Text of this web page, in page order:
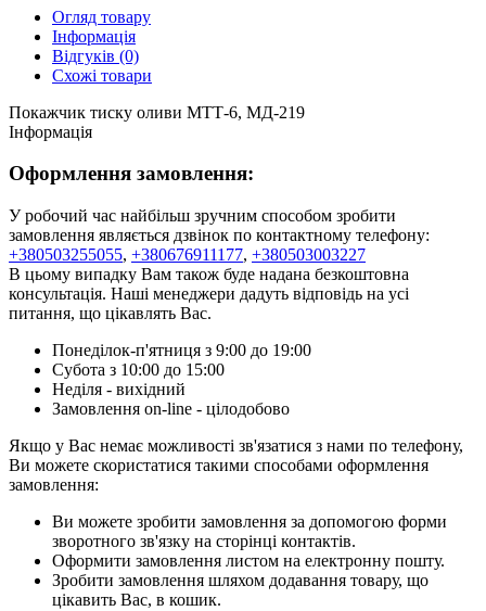
Огляд товару
Інформація
Відгуків (0)
Схожі товари
Покажчик тиску оливи МТТ-6, МД-219
Інформація
Оформлення замовлення:
У робочий час найбільш зручним способом зробити
замовлення являється дзвінок по контактному телефону:
+380503255055, +380676911177, +380503003227
В цьому випадку Вам також буде надана безкоштовна
консультація. Наші менеджери дадуть відповідь на усі
питання, що цікавлять Вас.
Понеділок-п'ятниця з 9:00 до 19:00
Субота з 10:00 до 15:00
Неділя - вихідний
Замовлення on-line - цілодобово
Якщо у Вас немає можливості зв'язатися з нами по телефону,
Ви можете скористатися такими способами оформлення
замовлення:
Ви можете зробити замовлення за допомогою форми
зворотного зв'язку на сторінці контактів.
Оформити замовлення листом на електронну пошту.
Зробити замовлення шляхом додавання товару, що
цікавить Вас, в кошик.